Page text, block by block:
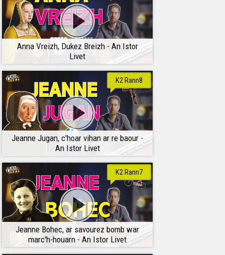
Anna Vreizh, Dukez Breizh - An Istor
Livet
Jeanne Jugan, c'hoar vihan ar re baour -
An Istor Livet
K2 Rann8
Jeanne Bohec, ar savourez bomb war
marc'h-houarn - An Istor Livet
K2 Rann7